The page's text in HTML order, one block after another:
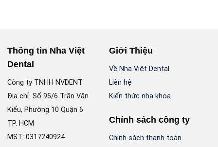
Thông tin Nha Việt
Dental
Công ty TNHH NVDENT
Đia chỉ: Số 95/6 Trần Văn
Kiểu, Phường 10 Quận 6
TP. HCM
MST: 0317240924
Giới Thiệu
Về Nha Việt Dental
Liên hệ
Kiến thức nha khoa
Chính sách công ty
Chính sách thanh toán